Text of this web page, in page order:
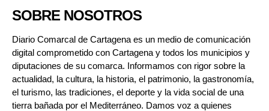
SOBRE NOSOTROS
Diario Comarcal de Cartagena es un medio de comunicación
digital comprometido con Cartagena y todos los municipios y
diputaciones de su comarca. Informamos con rigor sobre la
actualidad, la cultura, la historia, el patrimonio, la gastronomía,
el turismo, las tradiciones, el deporte y la vida social de una
tierra bañada por el Mediterráneo. Damos voz a quienes